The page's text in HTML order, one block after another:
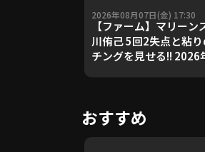
2026年08月07日(金) 17:30
【ファーム】マリーン
川侑己 5回2失点と粘り
チングを見せる!! 2026
おすすめ